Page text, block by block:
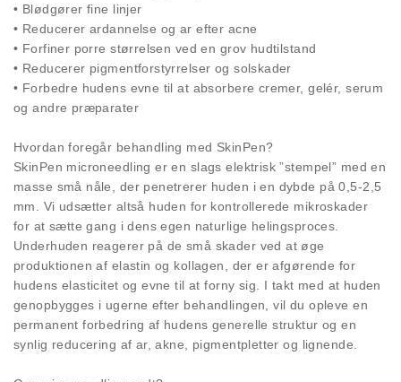
• Blødgører fine linjer
• Reducerer ardannelse og ar efter acne
• Forfiner porre størrelsen ved en grov hudtilstand
• Reducerer pigmentforstyrrelser og solskader
• Forbedre hudens evne til at absorbere cremer, gelér, serum
og andre præparater
Hvordan foregår behandling med SkinPen?
SkinPen microneedling er en slags elektrisk ”stempel” med en
masse små nåle, der penetrerer huden i en dybde på 0,5-2,5
mm. Vi udsætter altså huden for kontrollerede mikroskader
for at sætte gang i dens egen naturlige helingsproces.
Underhuden reagerer på de små skader ved at øge
produktionen af elastin og kollagen, der er afgørende for
hudens elasticitet og evne til at forny sig. I takt med at huden
genopbygges i ugerne efter behandlingen, vil du opleve en
permanent forbedring af hudens generelle struktur og en
synlig reducering af ar, akne, pigmentpletter og lignende.